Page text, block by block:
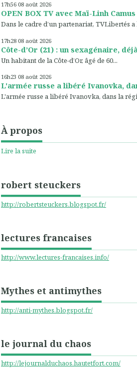
17h56 08 août 2026
OPEN BOX TV avec Maï-Linh
Dans le cadre d’un partenariat, TVLibertés a
17h28 08 août 2026
Côte-d’Or (21) : un sexagénaire,
Un habitant de la Côte-d’Or, âgé de 60...
16h23 08 août 2026
L'armée russe a libéré Ivanovka,
L'armée russe a libéré Ivanovka, dans la
À propos
Lire la suite
robert steuckers
http://robertsteuckers.blogspot.fr/
lectures francaises
http://www.lectures-francaises.info/
Mythes et antimythes
http://anti-mythes.blogspot.fr/
le journal du chaos
http://lejournalduchaos.hautetfort.com/